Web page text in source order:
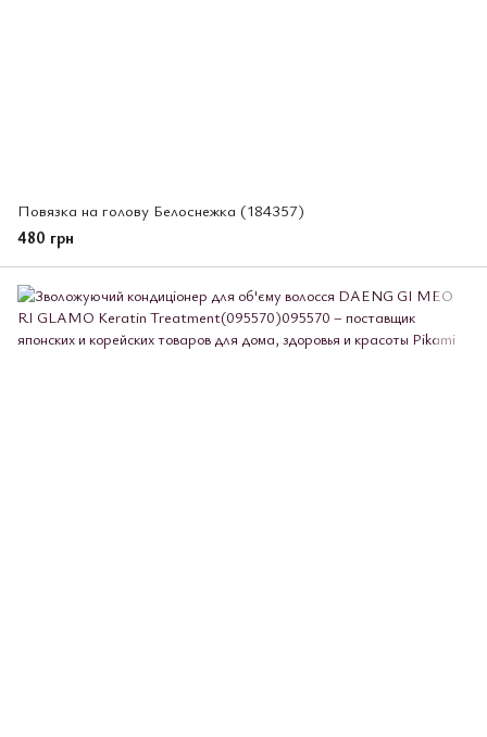
Повязка на голову Белоснежка (184357)
480 грн